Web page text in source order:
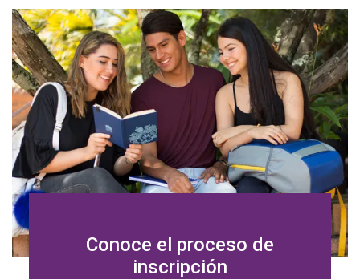
Conoce el proceso de
inscripción